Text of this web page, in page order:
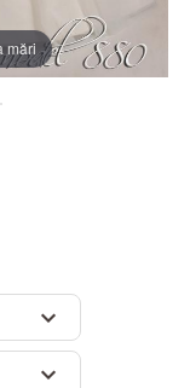
mări